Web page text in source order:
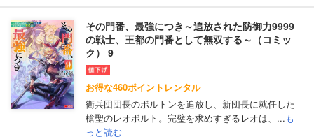
その門番、最強につき～追放された防御力9999
の戦士、王都の門番として無双する～（コミッ
ク） 9
お得な460ポイントレンタル
衛兵団団長のボルトンを追放し、新団長に就任した
槍聖のレオボルト。完璧を求めすぎるレオは、...も
っと読む